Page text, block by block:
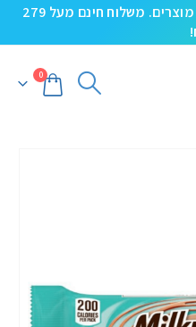
5% הנחה קופון TAKE5 בקניית 2 מוצרים. משלוח חינם מעל 279
0